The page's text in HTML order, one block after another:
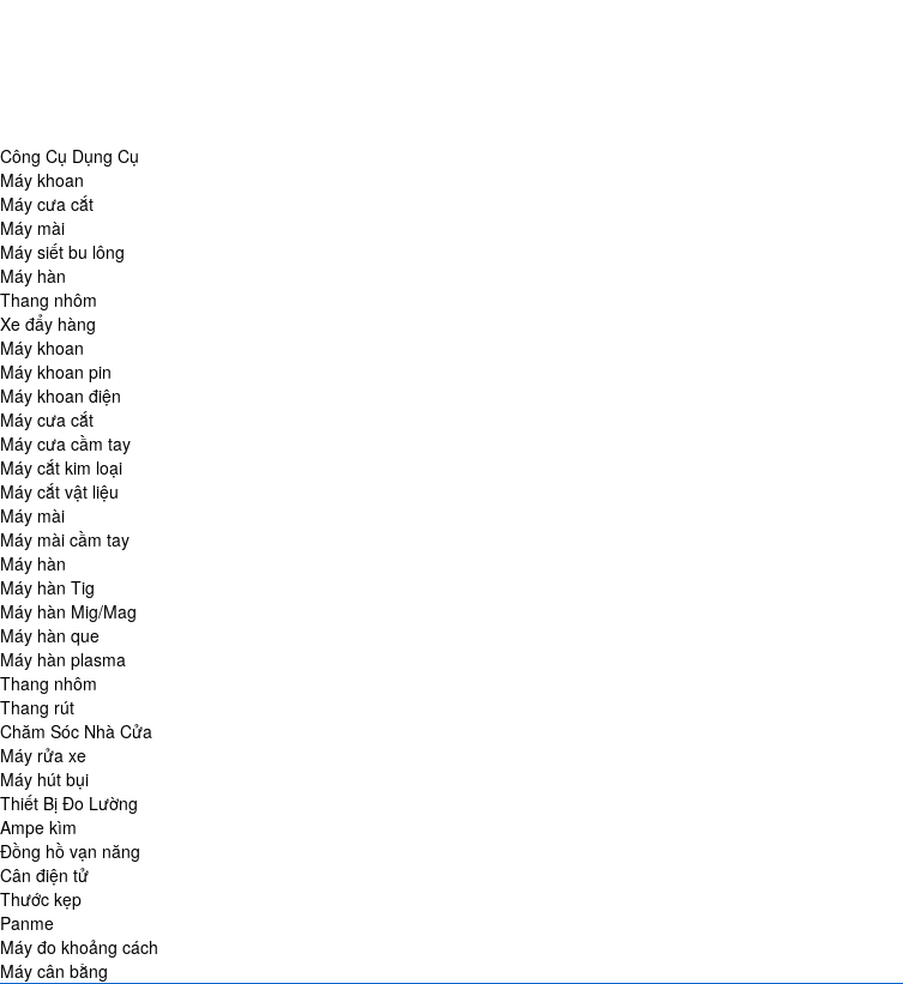
Công Cụ Dụng Cụ
Máy khoan
Máy cưa cắt
Máy mài
Máy siết bu lông
Máy hàn
Thang nhôm
Xe đẩy hàng
Máy khoan
Máy khoan pin
Máy khoan điện
Máy cưa cắt
Máy cưa cầm tay
Máy cắt kim loại
Máy cắt vật liệu
Máy mài
Máy mài cầm tay
Máy hàn
Máy hàn Tig
Máy hàn Mig/Mag
Máy hàn que
Máy hàn plasma
Thang nhôm
Thang rút
Chăm Sóc Nhà Cửa
Máy rửa xe
Máy hút bụi
Thiết Bị Đo Lường
Ampe kìm
Đồng hồ vạn năng
Cân điện tử
Thước kẹp
Panme
Máy đo khoảng cách
Máy cân bằng